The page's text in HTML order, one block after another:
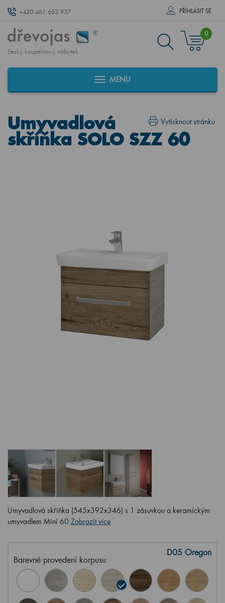
+420 461 653 937 PŘÍHLÁSIT SE
český koupelnový nábytek
0
MENU
Vytisknout stránku
Umyvadlová
skříňka SOLO SZZ 60
Umyvadlová skříňka (545x392x346) s 1 zásuvkou a keramickým
umyvadlem Mini 60 Zobrazit více
Barevné provedení korpusu
D05 Oregon